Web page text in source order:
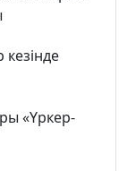
кезінде
«Үркер-